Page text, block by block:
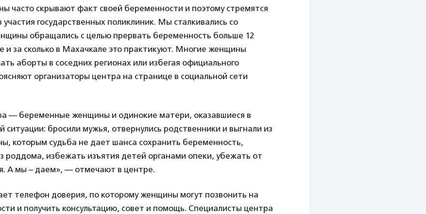
часто скрывают факт своей беременности и поэтому стремятся
государственных поликлиник. Мы сталкивались со
обращались с целью прервать беременность больше 12
и за сколько в Махачкале это практикуют. Многие женщины
аборты в соседних регионах или избегая официального
организаторы центра на странице в социальной сети
— беременные женщины и одинокие матери, оказавшиеся в
ситуации: бросили мужья, отвернулись родственники и выгнали из
которым судьба не дает шанса сохранить беременность,
роддома, избежать изъятия детей органами опеки, убежать от
А мы – даем», — отмечают в центре.
телефон доверия, по которому женщины могут позвонить на
и получить консультацию, совет и помощь. Специалисты центра